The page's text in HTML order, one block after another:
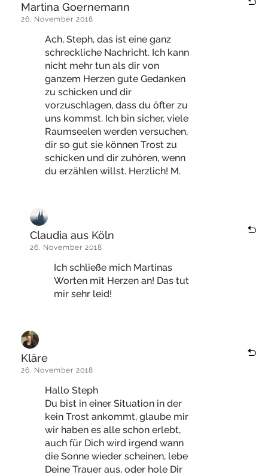
Martina Goernemann
26. November 2018
Ach, Steph, das ist eine ganz
schreckliche Nachricht. Ich kann
nicht mehr tun als dir von
ganzem Herzen gute Gedanken
zu schicken und dir
vorzuschlagen, dass du öfter zu
uns kommst. Ich bin sicher, viele
Raumseelen werden versuchen,
dir so gut sie können Trost zu
schicken und dir zuhören, wenn
du erzählen willst. Herzlich! M.
Claudia aus Köln
26. November 2018
Ich schließe mich Martinas
Worten mit Herzen an! Das tut
mir sehr leid!
Kläre
26. November 2018
Hallo Steph
Du bist in einer Situation in der
kein Trost ankommt, glaube mir
wir haben es alle schon erlebt,
auch für Dich wird irgend wann
die Sonne wieder scheinen, lebe
Deine Trauer aus, oder hole Dir